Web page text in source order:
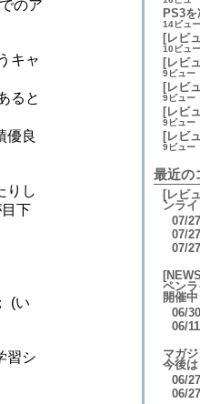
のア
キャ
ると
優良
りし
下
(い
習シ
PS3
14ビュー
[レビ
10ビュー
[レビ
9ビュー
[レビ
9ビュー
[レビ
9ビュー
[レビ
9ビュー
最近の
[レビ
ンライ
07/27
07/27
07/27
ペン
開催中
06/30
06/11
マガ
今後は
06/27
06/27